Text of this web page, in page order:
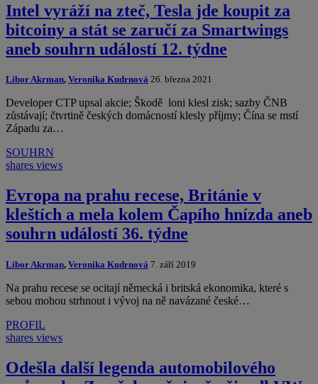
Intel vyráží na zteč, Tesla jde koupit za
bitcoiny a stát se zaručí za Smartwings
aneb souhrn událostí 12. týdne
Libor Akrman, Veronika Kudrnová 26. března 2021
Developer CTP upsal akcie; Škodě loni klesl zisk; sazby ČNB
zůstávají; čtvrtině českých domácností klesly příjmy; Čína se mstí
Západu za…
SOUHRN
shares views
Evropa na prahu recese, Británie v
kleštích a mela kolem Čapího hnízda aneb
souhrn událostí 36. týdne
Libor Akrman, Veronika Kudrnová 7. září 2019
Na prahu recese se ocitají německá i britská ekonomika, které s
sebou mohou strhnout i vývoj na ně navázané české…
PROFIL
shares views
Odešla další legenda automobilového